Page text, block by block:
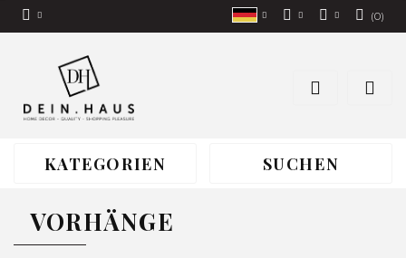
Anmelden
(0)
KATEGORIEN SUCHEN
VORHÄNGE